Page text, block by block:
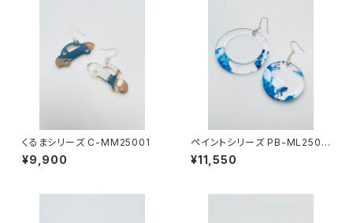
くるまシリーズ C-MM25001
¥9,900
ペイントシリーズ PB-ML2500
5
¥11,550